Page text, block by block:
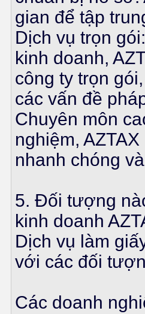
gian để tập
Dịch vụ trọn
kinh doanh,
công ty trọn
các vấn đề
Chuyên môn
nghiệm,
nhanh chóng
5. Đối tượng
kinh doanh
Dịch vụ làm
với các đối
Các doanh